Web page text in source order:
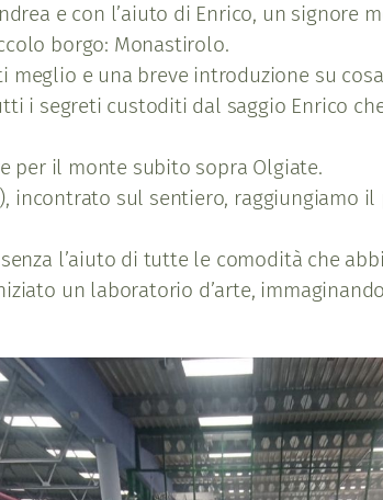
e con l’aiuto di Enrico, un signore
borgo: Monastirolo.
e una breve introduzione su
i segreti custoditi dal saggio Enrico
per il monte subito sopra Olgiate.
incontrato sul sentiero, raggiungiamo
l’aiuto di tutte le comodità che
un laboratorio d’arte,